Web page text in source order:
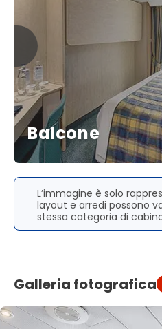
Balcone
L’immagine è solo
layout e arredi possono
stessa categoria di
Galleria fotografica